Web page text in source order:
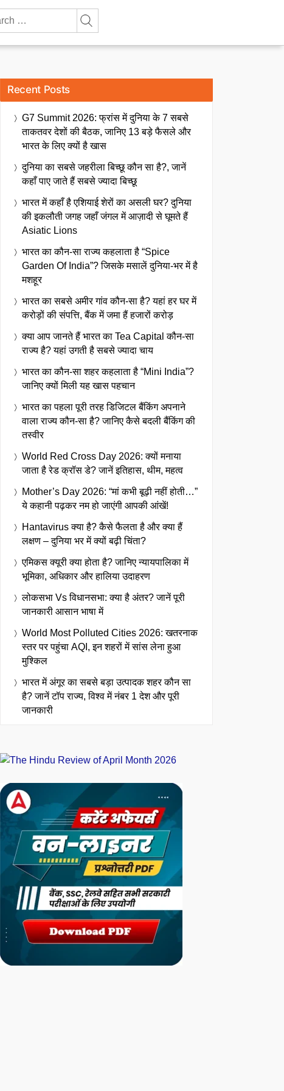
Recent Posts
G7 Summit 2026: फ्रांस में दुनिया के 7 सबसे
ताकतवर देशों की बैठक, जानिए 13 बड़े फैसले और
भारत के लिए क्यों है खास
दुनिया का सबसे जहरीला बिच्छू कौन सा है?, जानें
कहाँ पाए जाते हैं सबसे ज्यादा बिच्छू
भारत में कहाँ है एशियाई शेरों का असली घर? दुनिया
की इकलौती जगह जहाँ जंगल में आज़ादी से घूमते हैं
Asiatic Lions
भारत का कौन-सा राज्य कहलाता है “Spice
Garden Of India”? जिसके मसालें दुनिया-भर में है
मशहूर
भारत का सबसे अमीर गांव कौन-सा है? यहां हर घर में
करोड़ों की संपत्ति, बैंक में जमा हैं हजारों करोड़
क्या आप जानते हैं भारत का Tea Capital कौन-सा
राज्य है? यहां उगती है सबसे ज्यादा चाय
भारत का कौन-सा शहर कहलाता है “Mini India”?
जानिए क्यों मिली यह खास पहचान
भारत का पहला पूरी तरह डिजिटल बैंकिंग अपनाने
वाला राज्य कौन-सा है? जानिए कैसे बदली बैंकिंग की
तस्वीर
World Red Cross Day 2026: क्यों मनाया
जाता है रेड क्रॉस डे? जानें इतिहास, थीम, महत्व
Mother’s Day 2026: “मां कभी बूढ़ी नहीं होती…”
ये कहानी पढ़कर नम हो जाएंगी आपकी आंखें!
Hantavirus क्या है? कैसे फैलता है और क्या हैं
लक्षण – दुनिया भर में क्यों बढ़ी चिंता?
एमिकस क्यूरी क्या होता है? जानिए न्यायपालिका में
भूमिका, अधिकार और हालिया उदाहरण
लोकसभा Vs विधानसभा: क्या है अंतर? जानें पूरी
जानकारी आसान भाषा में
World Most Polluted Cities 2026: खतरनाक
स्तर पर पहुंचा AQI, इन शहरों में सांस लेना हुआ
मुश्किल
भारत में अंगूर का सबसे बड़ा उत्पादक शहर कौन सा
है? जानें टॉप राज्य, विश्व में नंबर 1 देश और पूरी
जानकारी